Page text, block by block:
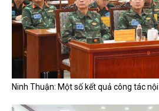
Ninh Thuận: Một số kết quả công tác